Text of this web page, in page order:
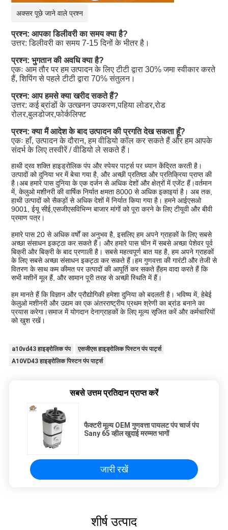
अक्सर पूछे जाने वाले प्रश्न
प्रश्न: आपका डिलीवरी का समय क्या है?
उत्तर: डिलीवरी का समय 7-15 दिनों के भीतर है।
प्रश्न: भुगतान की अवधि क्या है?
एकः आम तौर पर हम उत्पादन के लिए टीटी द्वारा 30% जमा स्वीकार करते
हैं, शिपिंग से पहले टीटी द्वारा 70% संतुलन।
प्रश्न: आप हमसे क्या खरीद सकते हैं?
उत्तर: कई ब्रांडों के उत्खनन उपकरण,पहिया लोडर,रोड
रोलर,बुलडोजर,फोर्कलिफ्ट
प्रश्न: क्या मैं आदेश के बाद उत्पादन की प्रगति देख सकता हूँ?
एकः हाँ, उत्पादन के दौरान, हम वीडियो कॉल कर सकते हैं और हम आपके
संदर्भ के लिए तस्वीरें / वीडियो ले सकते हैं।
हाथी द्रव शक्ति हाइड्रोलिक पंप और स्पेयर पार्ट्स पर ध्यान केंद्रित करती है।
उत्पादों को दुनिया भर में बेचा गया है, और अच्छी प्रतिष्ठा और प्रतिक्रिया प्राप्त की
है।अब हमारे पास दुनिया के एक दर्जन से अधिक देशों और क्षेत्रों में एजेंट हैं।वर्तमान
में, केलुओ मशीनरी की वार्षिक निर्यात क्षमता 8000 से अधिक इकाइयां है। अब तक,
हाथी उत्पादों को सैकड़ों से अधिक देशों में निर्यात किया गया है। हमने आईएसओ
9001, ईयू सीई,एसजीएसविभिन्न बाजार मांगों को पूरा करने के लिए टीयूवी और बीवी
प्रमाण पत्र।
हमारे पास 20 से अधिक वर्षों का अनुभव है, इसलिए हम अपने ग्राहकों के लिए सबसे
अच्छा संसाधन इकट्ठा कर सकते हैं। और हमारे पास चीन में सबसे अच्छा पेशेवर पूर्व
बिक्री और बिक्री के बाद प्रणाली है। सबसे महत्वपूर्ण बात यह है, हम अपने ग्राहकों
के लिए सबसे अच्छा संसाधन इकट्ठा कर सकते हैं।हम गुणवत्ता की गारंटी और तेजी से
वितरण के साथ कम कीमत पर उत्पादों की आपूर्ति कर सकते हैंहम वादा करते हैं कि
सभी मशीनें मूल हैं, और सामान पूरी तरह से अच्छी स्थिति में हैं।
हम मानते हैं कि विज्ञान और प्रौद्योगिकी हमेशा दुनिया को बदलती है। भविष्य में, हेबेई
केलुओ मशीनरी और उद्यम का एक अंतरराष्ट्रीय प्रथम श्रेणी का ब्रांड बनाने का
प्रयास करेगा।समाज में योगदान देनाग्राहकों के लिए मूल्य सृजित करें और कर्मचारियों
को खुश रखें।
a10vd43 हाइड्रोलिक पंप
एसजीएस हाइड्रोलिक पिस्टन पंप पार्ट्स
A10VD43 हाइड्रोलिक पिस्टन पंप पार्ट्स
सबसे उत्तम प्रतिदान प्राप्त करें
फैक्टरी मूल्य OEM गुणवत्ता पायलट पंप चार्ज पंप
Sany 65 व्हील खुदाई मरम्मत भागों
जारी रखें
शीर्ष उत्पाद